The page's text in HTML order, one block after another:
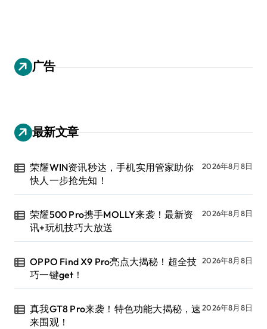
广告
最新文章
荣耀WIN资讯秒达，手机实用管家助你
快人一步抢先知！
2026年8月8日
荣耀500 Pro携手MOLLY来袭！最新资
讯+玩机技巧大放送
2026年8月8日
OPPO Find X9 Pro亮点大揭秘！超全技
巧一键get！
2026年8月8日
真我GT8 Pro来袭！特色功能大揭秘，速
来围观！
2026年8月8日